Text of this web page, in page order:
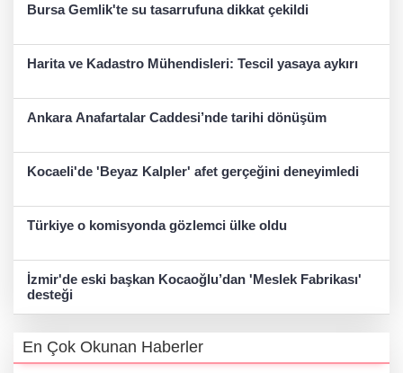
Bursa Gemlik'te su tasarrufuna dikkat çekildi
Harita ve Kadastro Mühendisleri: Tescil yasaya aykırı
Ankara Anafartalar Caddesi’nde tarihi dönüşüm
Kocaeli'de 'Beyaz Kalpler' afet gerçeğini deneyimledi
Türkiye o komisyonda gözlemci ülke oldu
İzmir'de eski başkan Kocaoğlu’dan 'Meslek Fabrikası'
desteği
En Çok Okunan Haberler